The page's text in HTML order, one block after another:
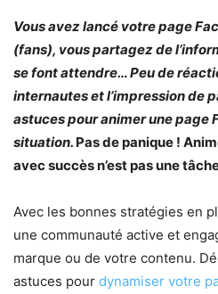
Vous avez lancé votre page
(fans), vous partagez de
se font attendre… Peu de
internautes et l’impression de
astuces pour animer une page
situation. Pas de panique !
avec succès n’est pas une
Avec les bonnes stratégies en
une communauté active et
marque ou de votre contenu.
astuces pour dynamiser votre